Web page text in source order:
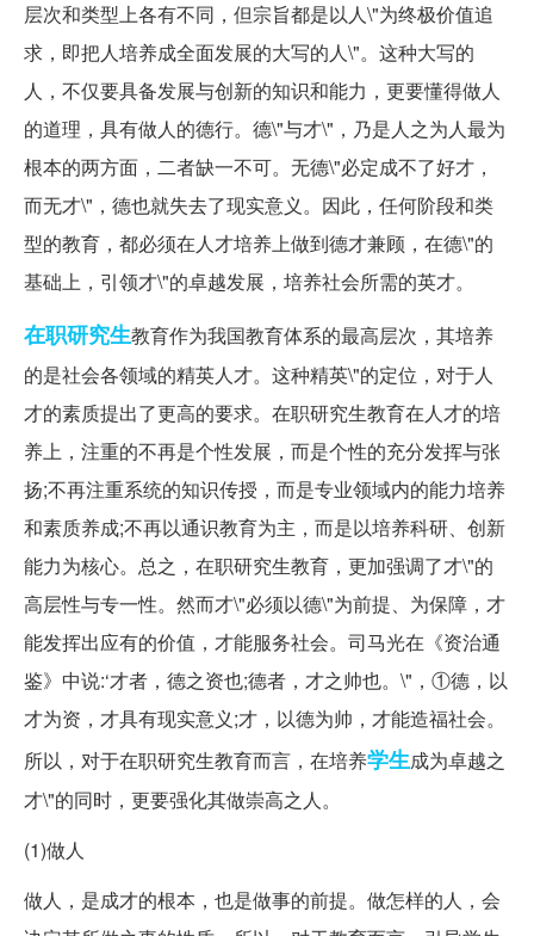
层次和类型上各有不同，但宗旨都是以人\"为终极价值追
求，即把人培养成全面发展的大写的人\"。这种大写的
人，不仅要具备发展与创新的知识和能力，更要懂得做人
的道理，具有做人的德行。德\"与才\"，乃是人之为人最为
根本的两方面，二者缺一不可。无德\"必定成不了好才，
而无才\"，德也就失去了现实意义。因此，任何阶段和类
型的教育，都必须在人才培养上做到德才兼顾，在德\"的
基础上，引领才\"的卓越发展，培养社会所需的英才。
在职研究生教育作为我国教育体系的最高层次，其培养
的是社会各领域的精英人才。这种精英\"的定位，对于人
才的素质提出了更高的要求。在职研究生教育在人才的培
养上，注重的不再是个性发展，而是个性的充分发挥与张
扬;不再注重系统的知识传授，而是专业领域内的能力培养
和素质养成;不再以通识教育为主，而是以培养科研、创新
能力为核心。总之，在职研究生教育，更加强调了才\"的
高层性与专一性。然而才\"必须以德\"为前提、为保障，才
能发挥出应有的价值，才能服务社会。司马光在《资治通
鉴》中说:‘才者，德之资也;德者，才之帅也。\"，①德，以
才为资，才具有现实意义;才，以德为帅，才能造福社会。
所以，对于在职研究生教育而言，在培养学生成为卓越之
才\"的同时，更要强化其做崇高之人。
(1)做人
做人，是成才的根本，也是做事的前提。做怎样的人，会